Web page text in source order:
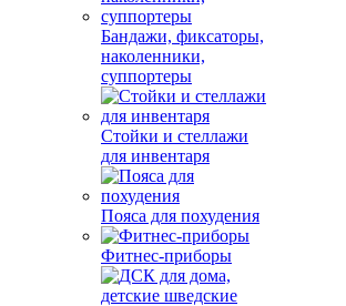
Бандажи, фиксаторы,
наколенники,
суппортеры
Стойки и стеллажи
для инвентаря
Пояса для похудения
Фитнес-приборы